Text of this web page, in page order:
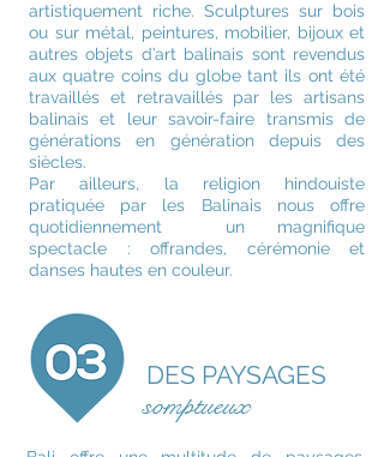
artistiquement riche. Sculptures sur bois
ou sur métal, peintures, mobilier, bijoux et
autres objets d’art balinais sont revendus
aux quatre coins du globe tant ils ont été
travaillés et retravaillés par les artisans
balinais et leur savoir-faire transmis de
générations en génération depuis des
siècles.
Par ailleurs, la religion hindouiste
pratiquée par les Balinais nous offre
quotidiennement un magnifique
spectacle : offrandes, cérémonie et
danses hautes en couleur.
DES PAYSAGES
somptueux